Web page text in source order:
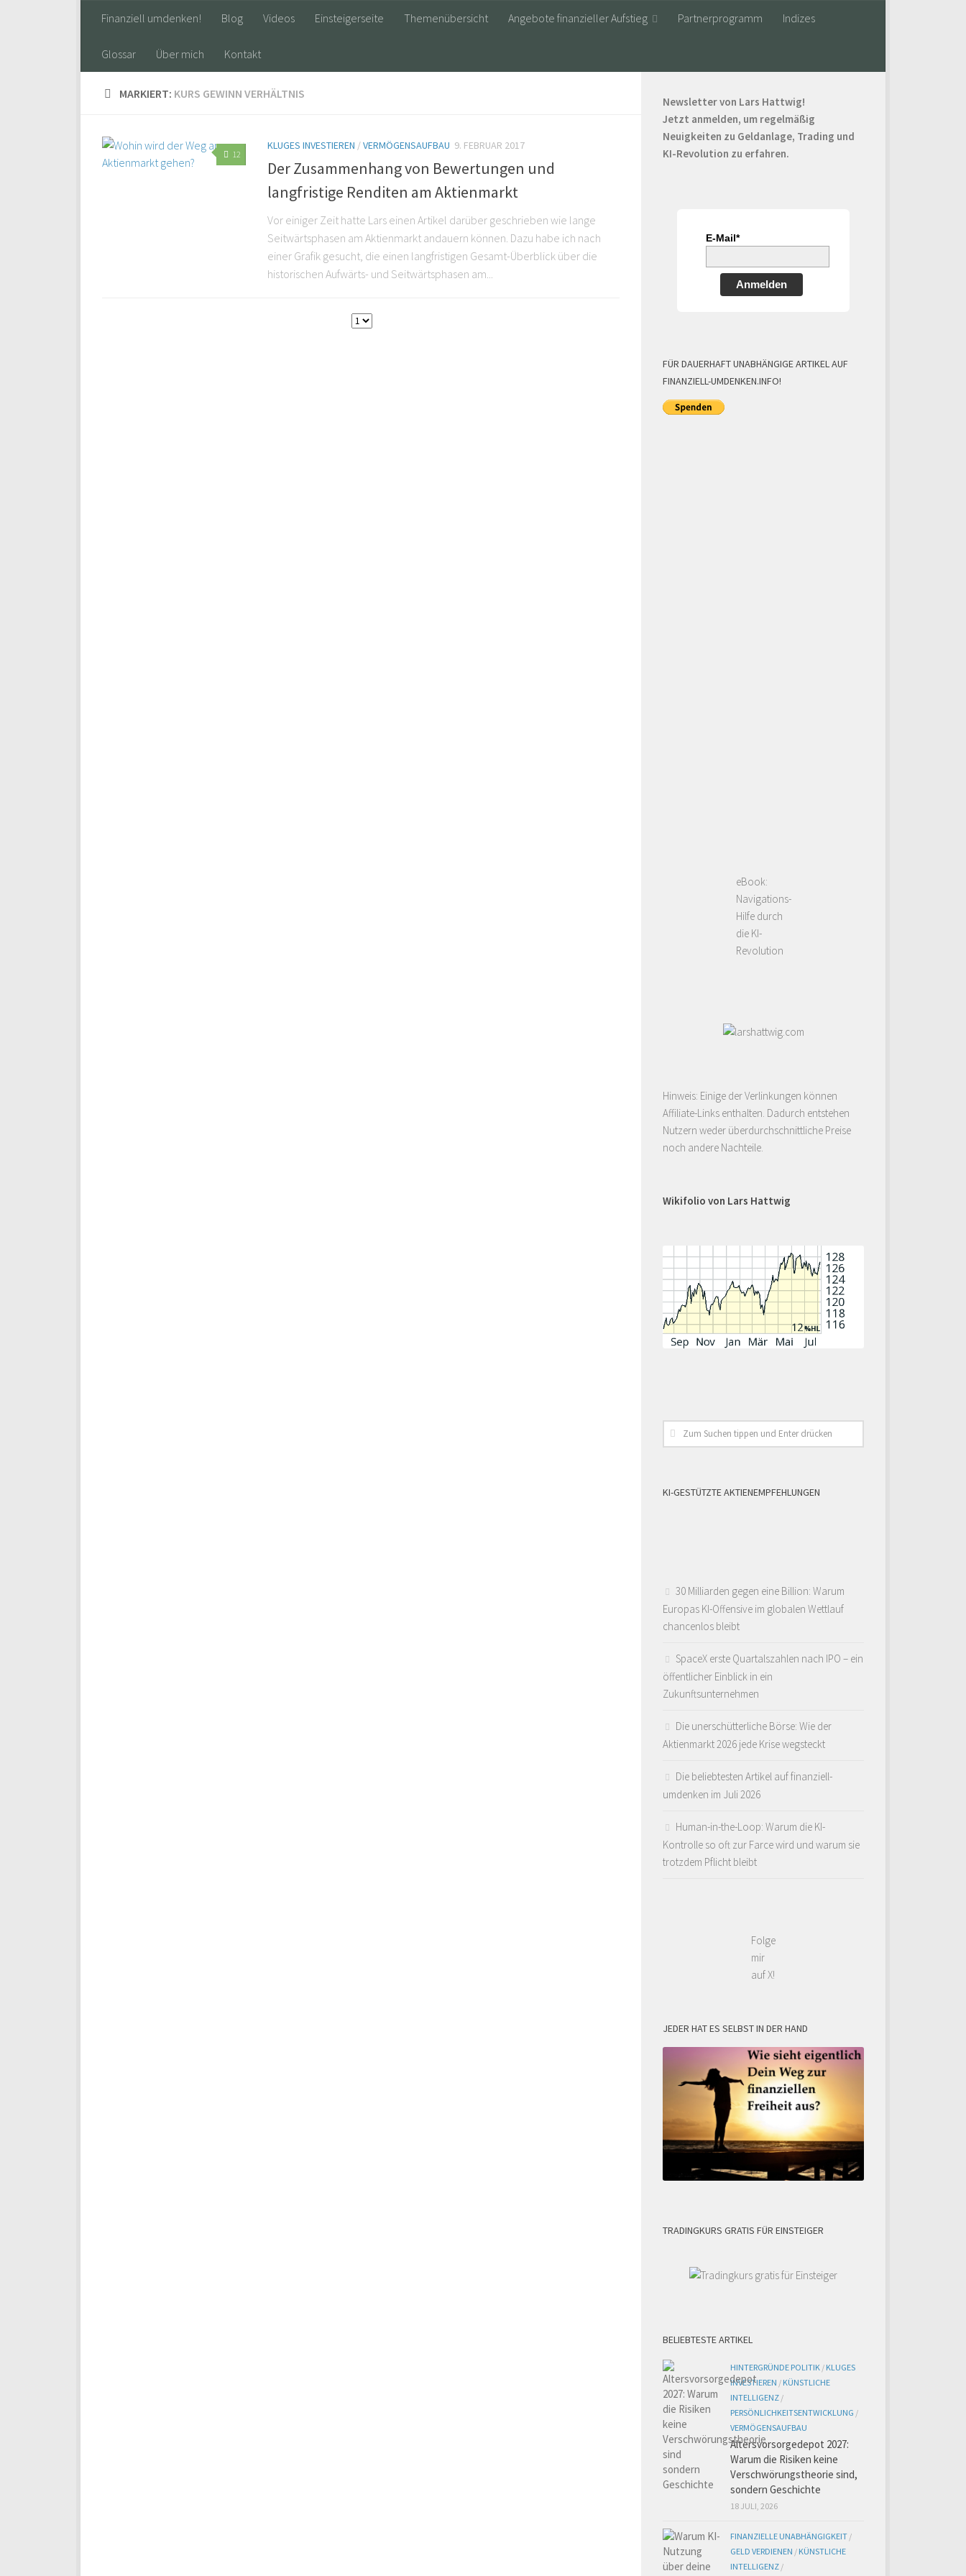
Finanziell umdenken! Blog Videos Einsteigerseite Themenübersicht Angebote finanzieller Aufstieg Partnerprogramm Indizes
Glossar Über mich Kontakt
MARKIERT: KURS GEWINN VERHÄLTNIS
12
KLUGES INVESTIEREN /VERMÖGENSAUFBAU 9. FEBRUAR 2017
Der Zusammenhang von Bewertungen und
langfristige Renditen am Aktienmarkt
Vor einiger Zeit hatte Lars einen Artikel darüber geschrieben wie lange
Seitwärtsphasen am Aktienmarkt andauern können. Dazu habe ich nach
einer Grafik gesucht, die einen langfristigen Gesamt-Überblick über die
historischen Aufwärts- und Seitwärtsphasen am...
Newsletter von Lars Hattwig!
Jetzt anmelden, um regelmäßig
Neuigkeiten zu Geldanlage, Trading und
KI-Revolution zu erfahren.
E-Mail*
Anmelden
FÜR DAUERHAFT UNABHÄNGIGE ARTIKEL AUF
FINANZIELL-UMDENKEN.INFO!
eBook:
Navigations-
Hilfe durch
die KI-
Revolution
Hinweis: Einige der Verlinkungen können
Affiliate-Links enthalten. Dadurch entstehen
Nutzern weder überdurchschnittliche Preise
noch andere Nachteile.
Wikifolio von Lars Hattwig
KI-GESTÜTZTE AKTIENEMPFEHLUNGEN
30 Milliarden gegen eine Billion: Warum
Europas KI-Offensive im globalen Wettlauf
chancenlos bleibt
SpaceX erste Quartalszahlen nach IPO – ein
öffentlicher Einblick in ein
Zukunftsunternehmen
Die unerschütterliche Börse: Wie der
Aktienmarkt 2026 jede Krise wegsteckt
Die beliebtesten Artikel auf finanziell-
umdenken im Juli 2026
Human-in-the-Loop: Warum die KI-
Kontrolle so oft zur Farce wird und warum sie
trotzdem Pflicht bleibt
Folge
mir
auf X!
JEDER HAT ES SELBST IN DER HAND
TRADINGKURS GRATIS FÜR EINSTEIGER
BELIEBTESTE ARTIKEL
HINTERGRÜNDE POLITIK / KLUGES
INVESTIEREN / KÜNSTLICHE
INTELLIGENZ /
PERSÖNLICHKEITSENTWICKLUNG /
VERMÖGENSAUFBAU
Altersvorsorgedepot 2027:
Warum die Risiken keine
Verschwörungstheorie sind,
sondern Geschichte
18 JULI, 2026
FINANZIELLE UNABHÄNGIGKEIT /
GELD VERDIENEN / KÜNSTLICHE
INTELLIGENZ /